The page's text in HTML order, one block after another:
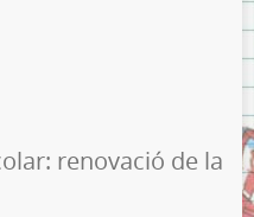
renovació de la